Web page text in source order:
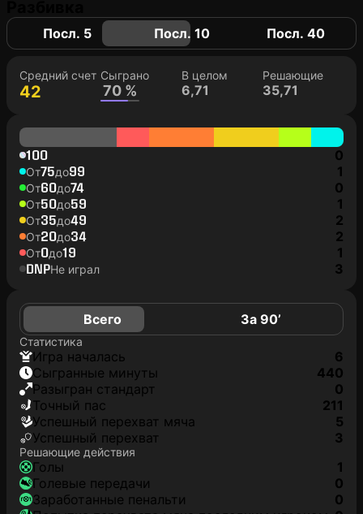
Посл. 5 Посл. 10 Посл. 40
Средний счет
42
Сыграно
70 %
В целом
6,71
Решающие
35,71
100 0
От75до99 1
От60до74 0
От50до59 1
От35до49 2
От20до34 2
От0до19 1
DNPНе играл 3
Всего За 90’
Статистика
игра началась
6
сыгранные минуты
440
разыгран стандарт
0
точный пас
211
успешный перехват мяча
5
успешный перехват
3
Решающие действия
голы
1
голевые передачи
0
заработанные пенальти
0